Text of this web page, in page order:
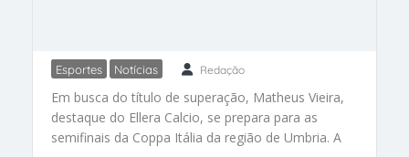
Matheus Vieira almeja as
semifinais da Coppa Itália de
Umbria e projeta acesso à 4ª
divisão italiana
Esportes Notícias Redação
Em busca do título de superação, Matheus Vieira,
destaque do Ellera Calcio, se prepara para as
semifinais da Coppa Itália da região de Umbria. A